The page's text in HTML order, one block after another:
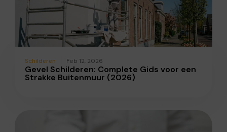
Schilderen Feb 12, 2026
Gevel Schilderen: Complete Gids voor een
Strakke Buitenmuur (2026)